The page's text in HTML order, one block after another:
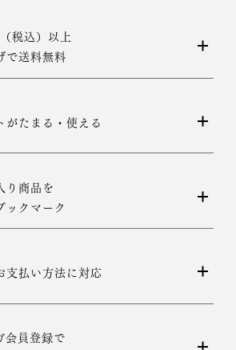
税込）以上
で送料無料
がたまる・使える
り商品を
ックマーク
支払い方法に対応
会員登録で